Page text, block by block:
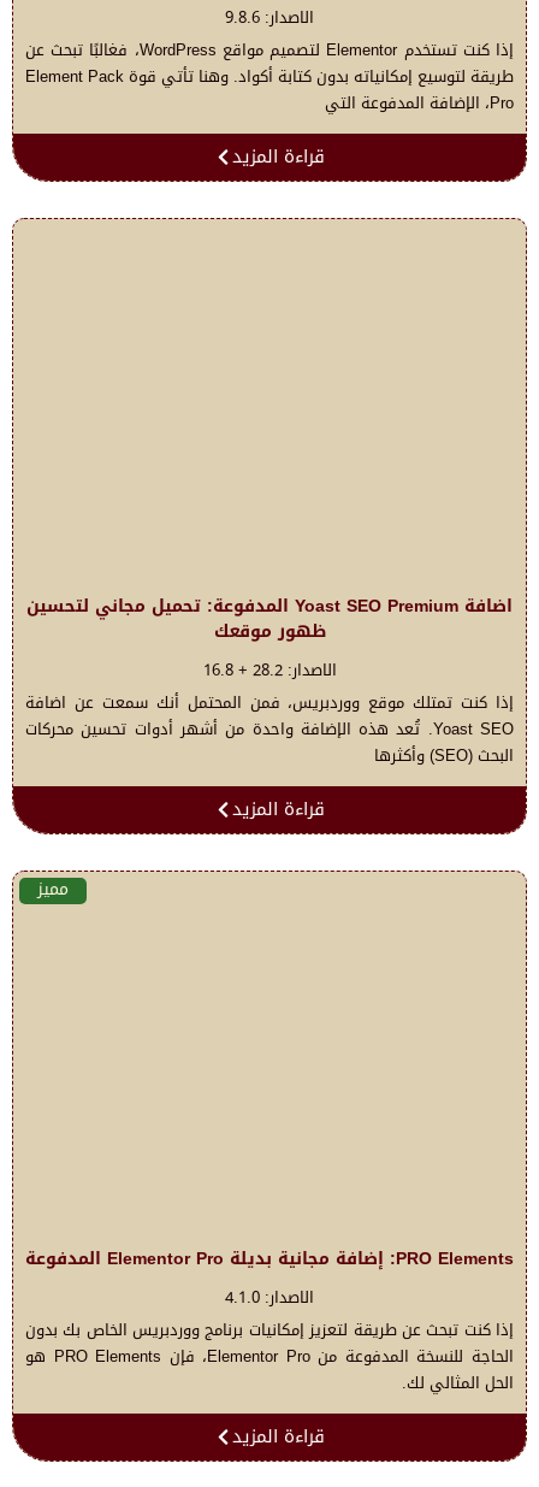
الاصدار: 9.8.6
إذا كنت تستخدم Elementor لتصميم مواقع WordPress، فغالبًا تبحث عن
طريقة لتوسيع إمكانياته بدون كتابة أكواد. وهنا تأتي قوة Element Pack
Pro، الإضافة المدفوعة التي
قراءة المزيد
اضافة Yoast SEO Premium المدفوعة: تحميل مجاني لتحسين
ظهور موقعك
الاصدار: 28.2 + 16.8
إذا كنت تمتلك موقع ووردبريس، فمن المحتمل أنك سمعت عن اضافة
Yoast SEO. تُعد هذه الإضافة واحدة من أشهر أدوات تحسين محركات
البحث (SEO) وأكثرها
قراءة المزيد
مميز
PRO Elements: إضافة مجانية بديلة Elementor Pro المدفوعة
الاصدار: 4.1.0
إذا كنت تبحث عن طريقة لتعزيز إمكانيات برنامج ووردبريس الخاص بك بدون
الحاجة للنسخة المدفوعة من Elementor Pro، فإن PRO Elements هو
الحل المثالي لك.
قراءة المزيد